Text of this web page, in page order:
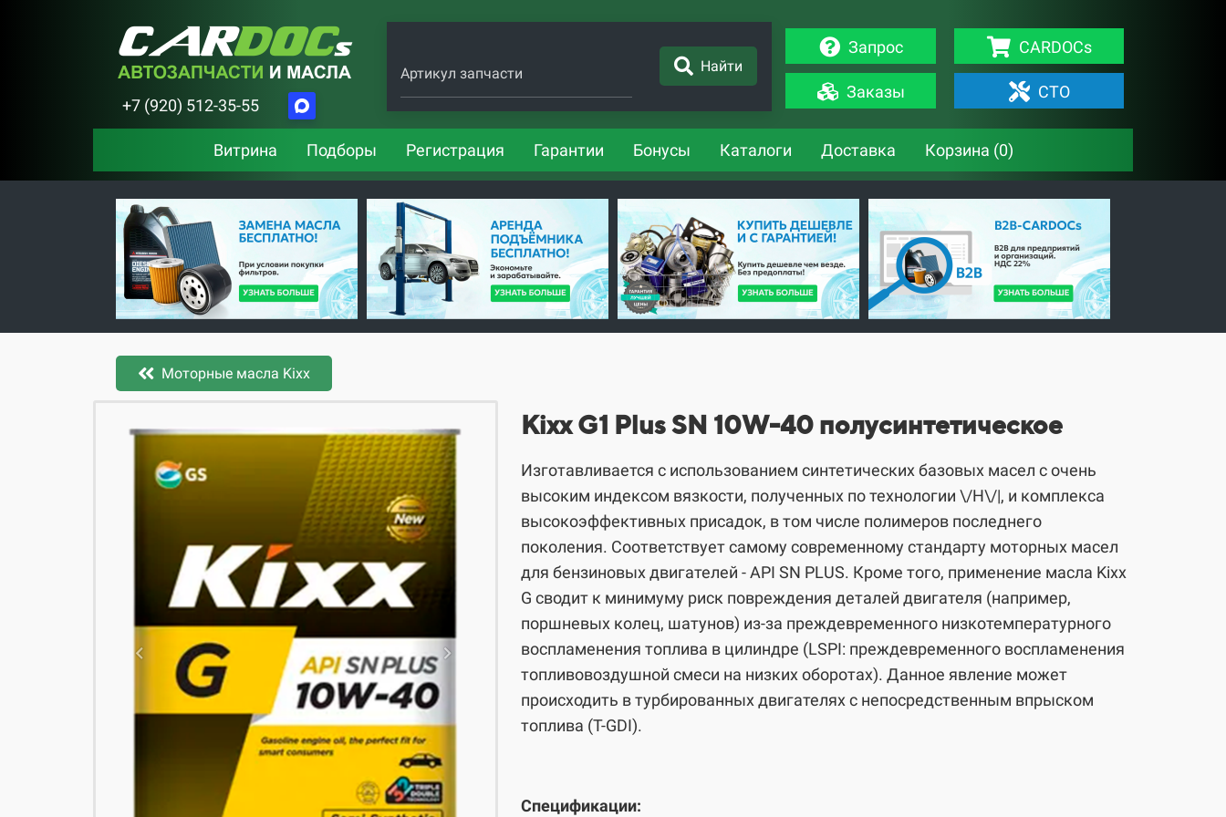
+7 (920) 512-35-55
Артикул запчасти Найти
Запрос
Заказы
CARDOCs
СТО
Витрина Подборы Регистрация Гарантии Бонусы Каталоги Доставка Корзина (0)
Моторные масла Kixx
​​​​Kixx G1 Plus SN 10W-40 полусинтетическое
Изготавливается с использованием синтетических базовых масел с очень
высоким индексом вязкости, полученных по технологии \/Н\/|, и комплекса
высокоэффективных присадок, в том числе полимеров последнего
поколения. Соответствует самому современному стандарту моторных масел
для бензиновых двигателей - API SN PLUS. Кроме того, применение масла Kixx
G сводит к минимуму риск повреждения деталей двигателя (например,
поршневых колец, шатунов) из-за преждевременного низкотемпературного
воспламенения топлива в цилиндре (LSPI: преждевременного воспламенения
топливовоздушной смеси на низких оборотах). Данное явление может
происходить в турбированных двигателях с непосредственным впрыском
топлива (T-GDI).
Спецификации: